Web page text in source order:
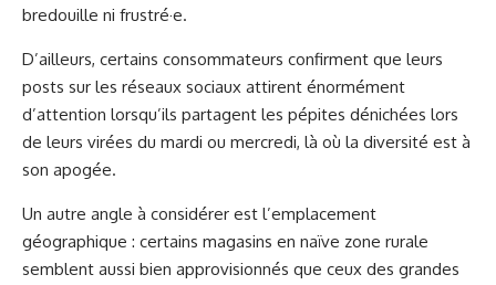
bredouille ni frustré·e.
D’ailleurs, certains consommateurs confirment que leurs
posts sur les réseaux sociaux attirent énormément
d’attention lorsqu’ils partagent les pépites dénichées lors
de leurs virées du mardi ou mercredi, là où la diversité est à
son apogée.
Un autre angle à considérer est l’emplacement
géographique : certains magasins en naïve zone rurale
semblent aussi bien approvisionnés que ceux des grandes